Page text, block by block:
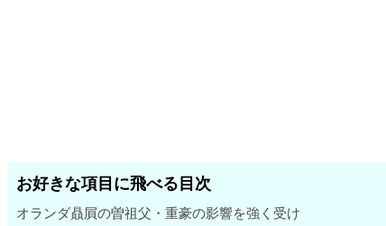
お好きな項目に飛べる目次
オランダ贔屓の曽祖父・重豪の影響を強く受け